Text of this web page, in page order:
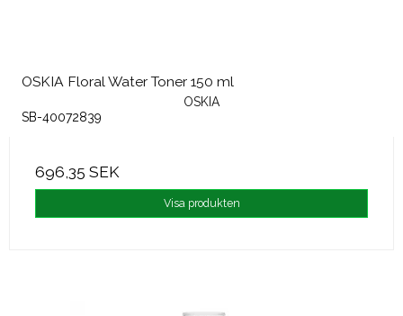
OSKIA Floral Water Toner 150 ml
OSKIA
SB-40072839
696,35 SEK
Visa produkten